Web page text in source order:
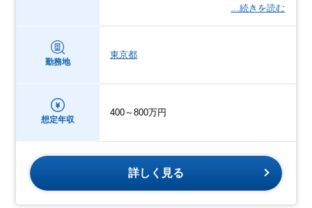
…続きを読む
勤務地
東京都
想定年収
400～800万円
詳しく見る